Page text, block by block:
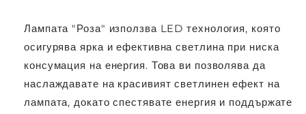
Лампата "Роза" използва LED технология, която
осигурява ярка и ефективна светлина при ниска
консумация на енергия. Това ви позволява да
наслаждавате на красивият светлинен ефект на
лампата, докато спестявате енергия и поддържате